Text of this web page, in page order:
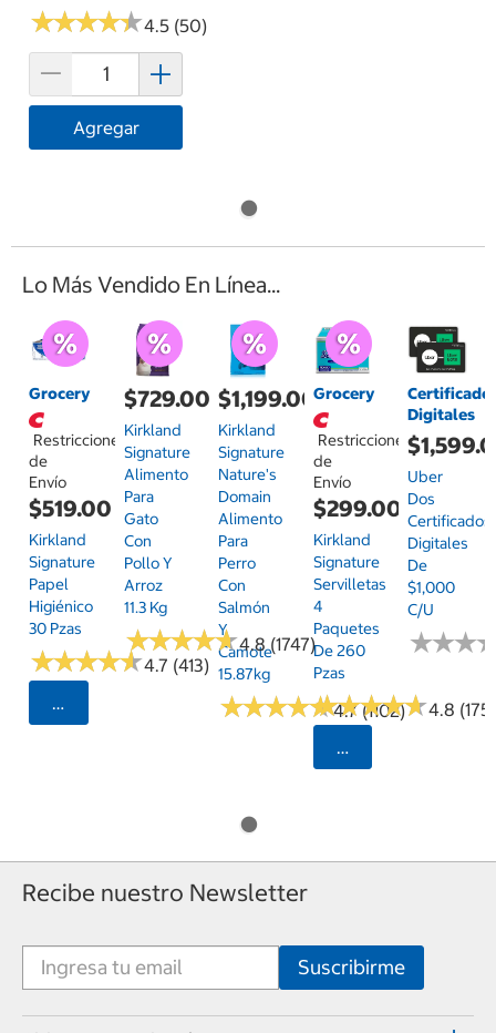
★★★★★
★★★★★4.5 (50)
Agregar
Lo Más Vendido En Línea...
Grocery
Restricciones
de
Envío
$519.00
Kirkland
Signature
Papel
Higiénico
30 Pzas
★★★★★
★★★★★4.7 (413)
Seleccionar Código Postal
$729.00
Kirkland
Signature
Alimento
Para
Gato
Con
Pollo Y
Arroz
11.3 Kg
★★★★★
★★★★★4.8 (1747)
$1,199.00
Kirkland
Signature
Nature's
Domain
Alimento
Para
Perro
Con
Salmón
Y
Camote
15.87kg
★★★★★
★★★★★4.7 (1102)
Grocery
Restricciones
de
Envío
$299.00
Kirkland
Signature
Servilletas
4
Paquetes
De 260
Pzas
★★★★★
★★★★★4.8 (175)
Seleccionar
Digitales
Uber
Dos
Certificados
Digitales
De
$1,000
C/u
★★★
★★★
Recibe nuestro Newsletter